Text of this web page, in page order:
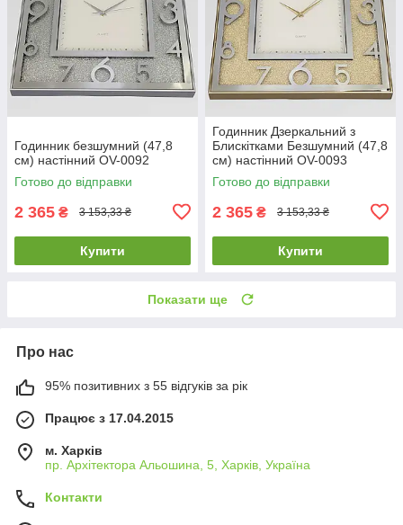
Годинник безшумний (47,8
см) настінний OV-0092
Готово до відправки
2 365 ₴ 3 153,33 ₴
Купити
Годинник Дзеркальний з
Блискітками Безшумний (47,8
см) настінний OV-0093
Готово до відправки
2 365 ₴ 3 153,33 ₴
Купити
Показати ще
Про нас
95% позитивних з 55 відгуків за рік
Працює з 17.04.2015
м. Харків
пр. Архітектора Альошина, 5, Харків, Україна
Контакти